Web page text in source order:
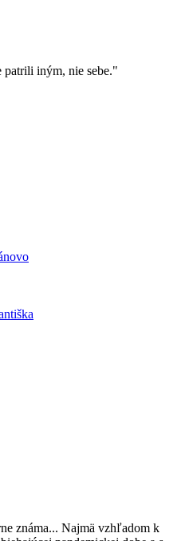
patrili iným, nie sebe."
známa... Najmä vzhľadom k